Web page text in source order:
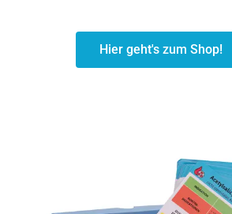
Hier geht's zum Shop!